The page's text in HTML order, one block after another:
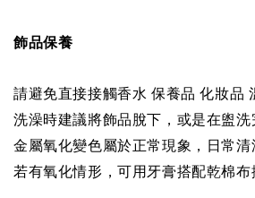
飾品保養
請避免直接接觸香水 保養品 化妝品
洗澡時建議將飾品脫下，或是在盥洗
金屬氧化變色屬於正常現象，日常
若有氧化情形，可用牙膏搭配乾棉布